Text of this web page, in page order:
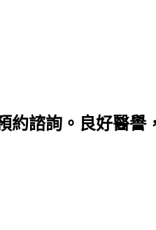
諮詢。良好醫譽